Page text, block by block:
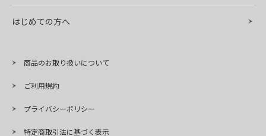
はじめての方へ
商品のお取り扱いについて
ご利用規約
プライバシーポリシー
特定商取引法に基づく表示